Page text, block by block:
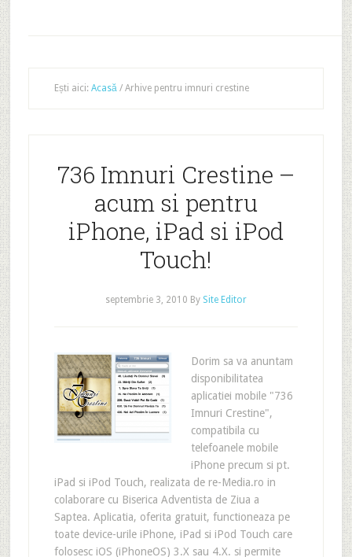
Ești aici: Acasă /Arhive pentru imnuri crestine
736 Imnuri Crestine –
acum si pentru
iPhone, iPad si iPod
Touch!
septembrie 3, 2010 By Site Editor
Dorim sa va anuntam
disponibilitatea
aplicatiei mobile "736
Imnuri Crestine",
compatibila cu
telefoanele mobile
iPhone precum si pt.
iPad si iPod Touch, realizata de re-Media.ro in
colaborare cu Biserica Adventista de Ziua a
Saptea. Aplicatia, oferita gratuit, functioneaza pe
toate device-urile iPhone, iPad si iPod Touch care
folosesc iOS (iPhoneOS) 3.X sau 4.X. si permite